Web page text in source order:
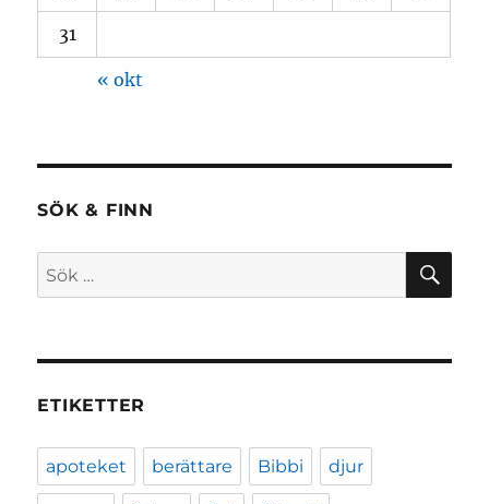
31
« okt
SÖK & FINN
Sök
efter:
ETIKETTER
apoteket berättare Bibbi djur